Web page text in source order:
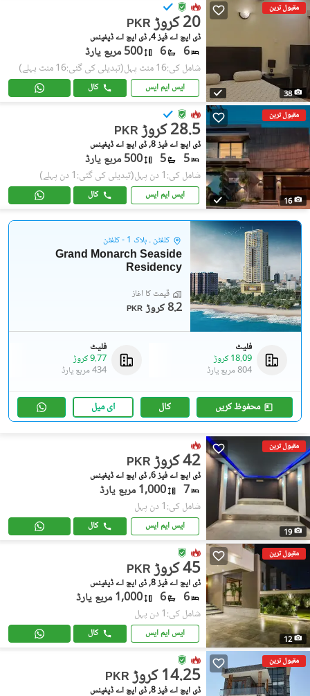
مقبول ترین
38
PKR 20 کروڑ
ڈی ایچ اے فیز 4, ڈی ایچ اے ڈیفینس
6
6 500 مربع یارڈ
شامل کی:16 منٹ پہل (تبدیلی کی گئی:16 منٹ پہلے)
ایس ایم ایس کال
مقبول ترین
16
PKR 28.5 کروڑ
ڈی ایچ اے فیز 8, ڈی ایچ اے ڈیفینس
5
5 500 مربع یارڈ
شامل کی:1 دن پہل (تبدیلی کی گئی:1 دن پہلے)
ایس ایم ایس کال
کلفٹن ۔ بلاک 1 - کلفٹن
Grand Monarch Seaside
Residency
قیمت کا آغاز
PKR 8.2 کروڑ
فلیٹ
18.09 کروڑ
804 مربع یارڈ
فلیٹ
9.77 کروڑ
434 مربع یارڈ
محفوظ کریں کال ای میل
مقبول ترین
19
PKR 42 کروڑ
ڈی ایچ اے فیز 6, ڈی ایچ اے ڈیفینس
7 1,000 مربع یارڈ
شامل کی:1 دن پہل
ایس ایم ایس کال
مقبول ترین
12
PKR 45 کروڑ
ڈی ایچ اے فیز 8, ڈی ایچ اے ڈیفینس
6
6 1,000 مربع یارڈ
شامل کی:1 دن پہل
ایس ایم ایس کال
مقبول ترین
PKR 14.25 کروڑ
ڈی ایچ اے فیز 8, ڈی ایچ اے ڈیفینس